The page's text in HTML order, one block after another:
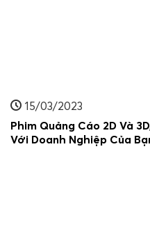
15/03/2023
Phim Quảng Cáo 2D Và
Với Doanh Nghiệp Của